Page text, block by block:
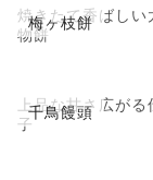
梅ヶ枝餅
焼きたて香ばしい
物餅
千鳥饅頭
上品な甘さ広が
子